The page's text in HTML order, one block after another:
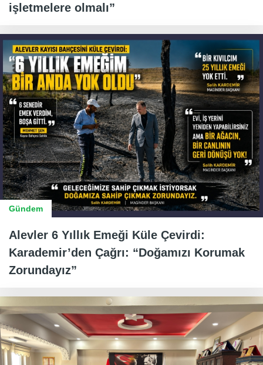
işletmelere olmalı”
Gündem
Alevler 6 Yıllık Emeği Küle Çevirdi:
Karademir’den Çağrı: “Doğamızı Korumak
Zorundayız”